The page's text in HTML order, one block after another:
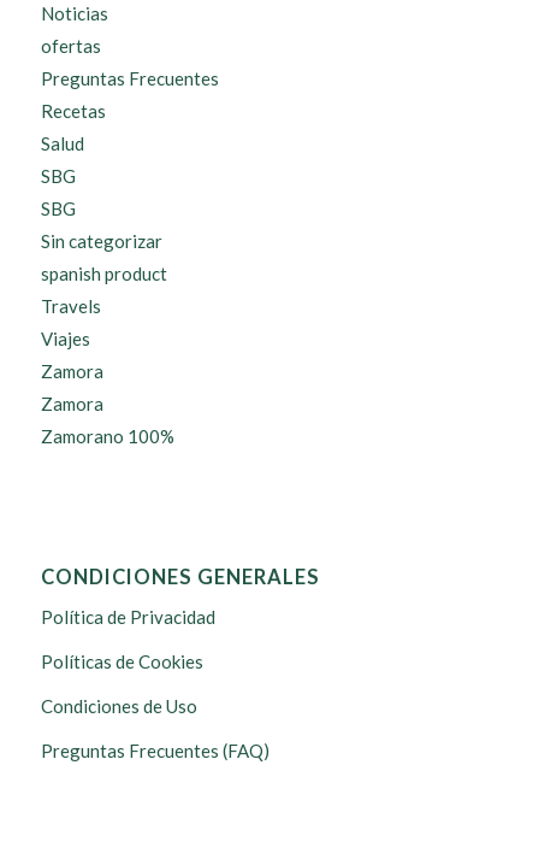
Noticias
ofertas
Preguntas Frecuentes
Recetas
Salud
SBG
SBG
Sin categorizar
spanish product
Travels
Viajes
Zamora
Zamora
Zamorano 100%
CONDICIONES GENERALES
Política de Privacidad
Políticas de Cookies
Condiciones de Uso
Preguntas Frecuentes (FAQ)